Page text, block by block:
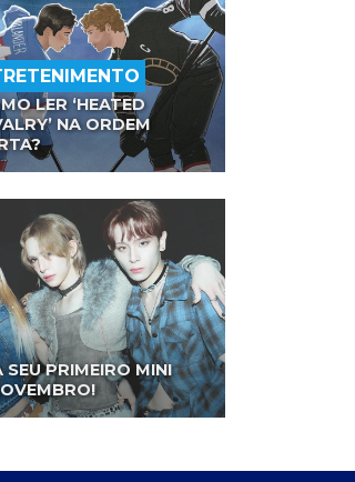
LER ‘HEATED
NA ORDEM
PRIMEIRO MINI